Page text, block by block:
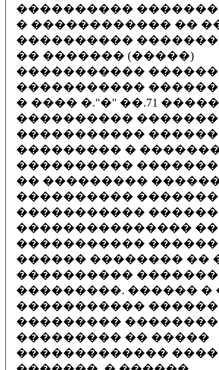
����������
� ������������ ��
����������
�� ������� (�����)
�����������
�����������
� ���� �."�" ��.71
����������
�����������
��������� �
����������
�� ���������
����������
�����������
���������������
�����������
������ �������� ��
����������
���������. ������ �
�����������
���������
��������� �� �����
�������������